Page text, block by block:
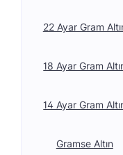
22 Ayar Gram
18 Ayar Gram
14 Ayar Gram
Gramse Altın